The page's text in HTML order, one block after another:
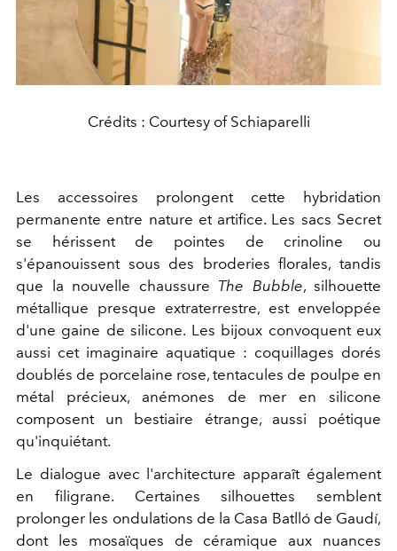
Crédits : Courtesy of Schiaparelli
Les accessoires prolongent cette hybridation
permanente entre nature et artifice. Les sacs Secret
se hérissent de pointes de crinoline ou
s'épanouissent sous des broderies florales, tandis
que la nouvelle chaussure The Bubble, silhouette
métallique presque extraterrestre, est enveloppée
d'une gaine de silicone. Les bijoux convoquent eux
aussi cet imaginaire aquatique : coquillages dorés
doublés de porcelaine rose, tentacules de poulpe en
métal précieux, anémones de mer en silicone
composent un bestiaire étrange, aussi poétique
qu'inquiétant.
Le dialogue avec l'architecture apparaît également
en filigrane. Certaines silhouettes semblent
prolonger les ondulations de la Casa Batlló de Gaudí,
dont les mosaïques de céramique aux nuances